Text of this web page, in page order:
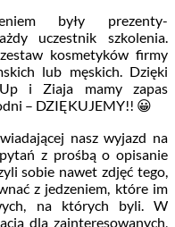
były prezenty-
uczestnik szkolenia.
kosmetyków firmy
lub męskich. Dzięki
Up i Ziaja mamy zapas
– DZIĘKUJEMY!! 😀
nasz wyjazd na
z prośbą o opisanie
sobie nawet zdjęć tego,
z jedzeniem, które im
na których byli. W
dla zainteresowanych,